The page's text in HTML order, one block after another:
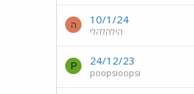
10/1/24
הילהלהלי
ה
24/12/23
poopsioopsi
P